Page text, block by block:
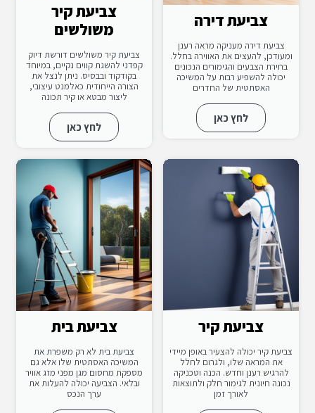
צביעת דירה
צביעת דירה מעניקה מראה רענן
ומעודכן, להעצים את האווירה בחלל.
בחירת הצבעים והגימורים הנכונים
יכולה להשפיע רבות על המשיכה
האסתטית של החדרים
לחץ כאן
צביעת קיר
משולשים
צביעת קיר משולשים דורשת דיוק
קפדני להשגת קווים נקיים, במיוחד
בקודקוד ובבסיס. ניתן לנצל את
הצורה הייחודית כאלמנט עיצובי,
ליצור מבטא או קיר תכונה
לחץ כאן
צביעת קיר
צביעת קיר יכולה להצעיר באופן מיידי
את המראה שלו, ולגרום לחלל
להרגיש רענן וחדש. הכנה וטכניקה
נכונה חיונית לגימור חלק ולתוצאות
לאורך זמן
צביעת בית
צביעת בית לא רק משפרת את
המשיכה האסתטית שלו אלא גם
מספקת מחסום מגן מפני מזג אוויר
ובלאי. הצביעה יכולה להעלות את
ערך הנכס